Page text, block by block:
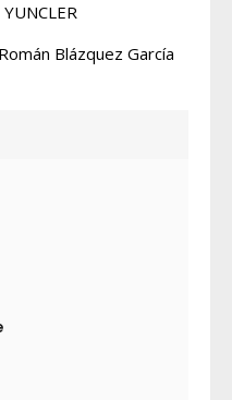
Blázquez García